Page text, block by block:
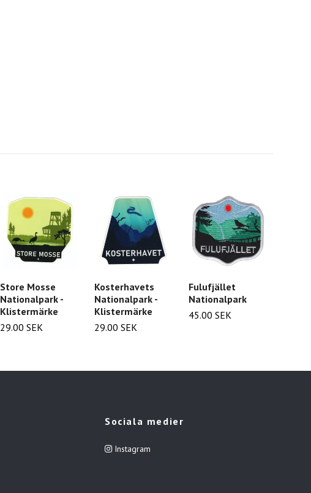
Store Mosse
Nationalpark -
Klistermärke
29.00 SEK
Kosterhavets
Nationalpark -
Klistermärke
29.00 SEK
Fulufjället
Nationalpark
45.00 SEK
Sociala medier
Instagram